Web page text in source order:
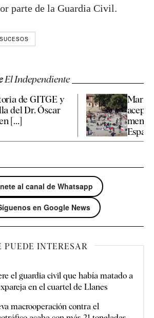
parte de la Guardia Civil.
SUCESOS
El Independiente
de GITGE y
del Dr. Óscar
[...]
al canal de Whatsapp
en Google News
PUEDE INTERESAR
el guardia civil que había matado a
en el cuartel de Llanes
macrooperación contra el